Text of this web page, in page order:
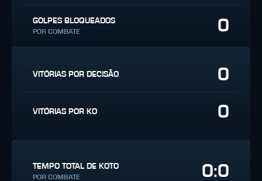
GOLPES BLOQUEADOS
POR COMBATE 0
VITÓRIAS POR DECISÃO 0
VITÓRIAS POR KO 0
TEMPO TOTAL DE KOTO
POR COMBATE 0:0